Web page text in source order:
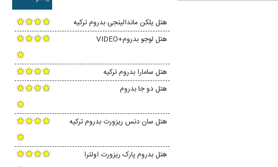
هتل یلکن ماندالینجی بدروم ترکیه
هتل لوجو بدروم+VIDEO
هتل سامارا بدروم ترکیه
هتل دو جا بدروم
هتل سان دنس ریزورت بدروم ترکیه
هتل بدروم پارک ریزورت اولترا